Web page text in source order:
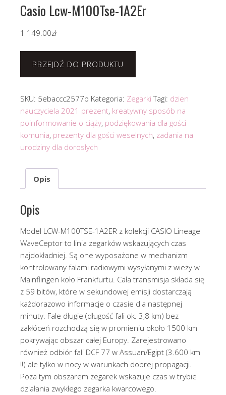
Casio Lcw-M100Tse-1A2Er
1 149.00zł
PRZEJDŹ DO PRODUKTU
SKU: 5ebaccc2577b Kategoria: Zegarki Tagi: dzien
nauczyciela 2021 prezent, kreatywny sposób na
poinformowanie o ciąży, podziękowania dla gości
komunia, prezenty dla gości weselnych, zadania na
urodziny dla dorosłych
Opis
Opis
Model LCW-M100TSE-1A2ER z kolekcji CASIO Lineage
WaveCeptor to linia zegarków wskazujących czas
najdokładniej. Są one wyposażone w mechanizm
kontrolowany falami radiowymi wysyłanymi z wieży w
Mainflingen koło Frankfurtu. Cała transmisja składa się
z 59 bitów, które w sekundowej emisji dostarczają
każdorazowo informacje o czasie dla następnej
minuty. Fale długie (długość fali ok. 3,8 km) bez
zakłóceń rozchodzą się w promieniu około 1500 km
pokrywając obszar całej Europy. Zarejestrowano
również odbiór fali DCF 77 w Assuan/Egipt (3.600 km
!!) ale tylko w nocy w warunkach dobrej propagacji.
Poza tym obszarem zegarek wskazuje czas w trybie
działania zwykłego zegarka kwarcowego.